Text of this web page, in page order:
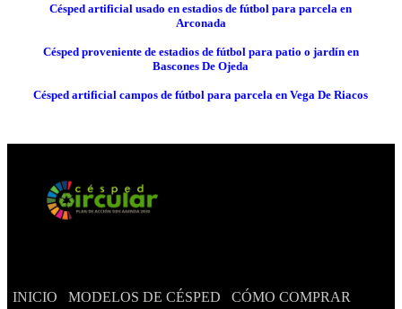
Césped artificial usado en estadios de fútbol para parcela en
Arconada
Césped proveniente de estadios de fútbol para patio o jardín en
Bascones De Ojeda
Césped artificial campos de fútbol para parcela en Vega De Riacos
INICIO MODELOS DE CÉSPED CÓMO COMPRAR